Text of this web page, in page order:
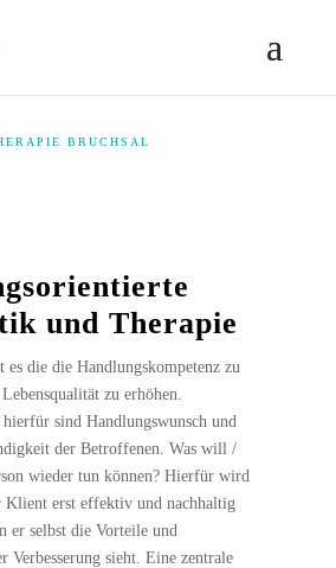
BRUCHSAL
und Therapie
die die Handlungskompetenz zu
zu erhöhen.
hierfür sind Handlungswunsch und
der Betroffenen. Was will /
wieder tun können? Hierfür wird
Klient erst effektiv und nachhaltig
er selbst die Vorteile und
Verbesserung sieht. Eine zentrale